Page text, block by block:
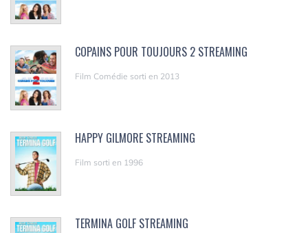
COPAINS POUR TOUJOURS 2 STREAMING
Film Comédie sorti en 2013
HAPPY GILMORE STREAMING
Film sorti en 1996
TERMINA GOLF STREAMING